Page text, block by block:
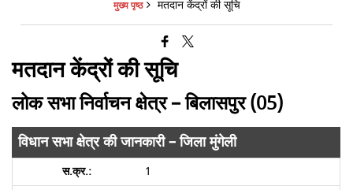
मुख्य पृष्ठ मतदान केंद्रों की सूचि
मतदान केंद्रों की सूचि
लोक सभा निर्वाचन क्षेत्र – बिलासपुर (05)
विधान सभा क्षेत्र की जानकारी – जिला मुंगेली
1